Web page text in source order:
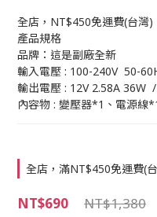
全店，NT$450免運費(台灣
產品規格
品牌：這是副廠全新
輸入電壓 : 100-240V  50-
輸出電壓 : 12V 2.58A 36W
內容物 : 變壓器*1、電源線
全店，滿NT$450免運費(
NT$1,380
NT$690